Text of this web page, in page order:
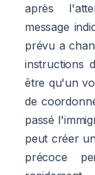
après
message
prévu a
instructions
être qu'un
de
passé
peut créer
précoce